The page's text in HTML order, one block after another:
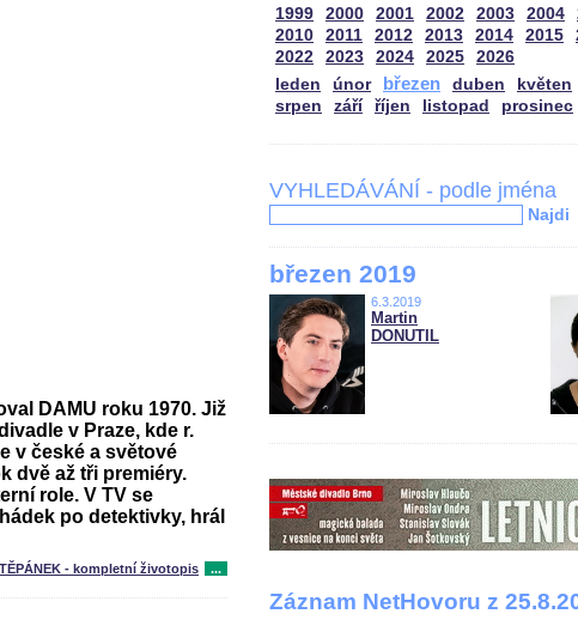
DAMU roku 1970. Již
v Praze, kde r.
v české a světové
dvě až tři premiéry.
role. V TV se
po detektivky, hrál
- kompletní životopis ...
1999 2000 2001 2002 2003 2004
2010
2011 2012 2013 2014 2015
2022
2023 2024 2025
2026
leden
únor březen duben květen
srpen
září říjen listopad prosinec
VYHLEDÁVÁNÍ - podle jména
Najdi
březen 2019
6.3.2019
Martin
DONUTIL
Záznam NetHovoru z